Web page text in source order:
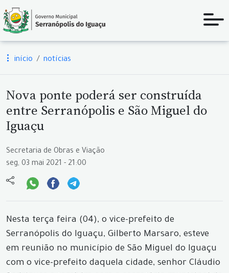
início notícias
Nova ponte poderá ser construída
entre Serranópolis e São Miguel do
Iguaçu
Secretaria de Obras e Viação
seg, 03 mai 2021 - 21:00
Nesta terça feira (04), o vice-prefeito de
Serranópolis do Iguaçu, Gilberto Marsaro, esteve
em reunião no município de São Miguel do Iguaçu
com o vice-prefeito daquela cidade, senhor Cláudio